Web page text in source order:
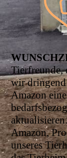
Tierfreunde,
wir
Amazon
Amazon,
unseres